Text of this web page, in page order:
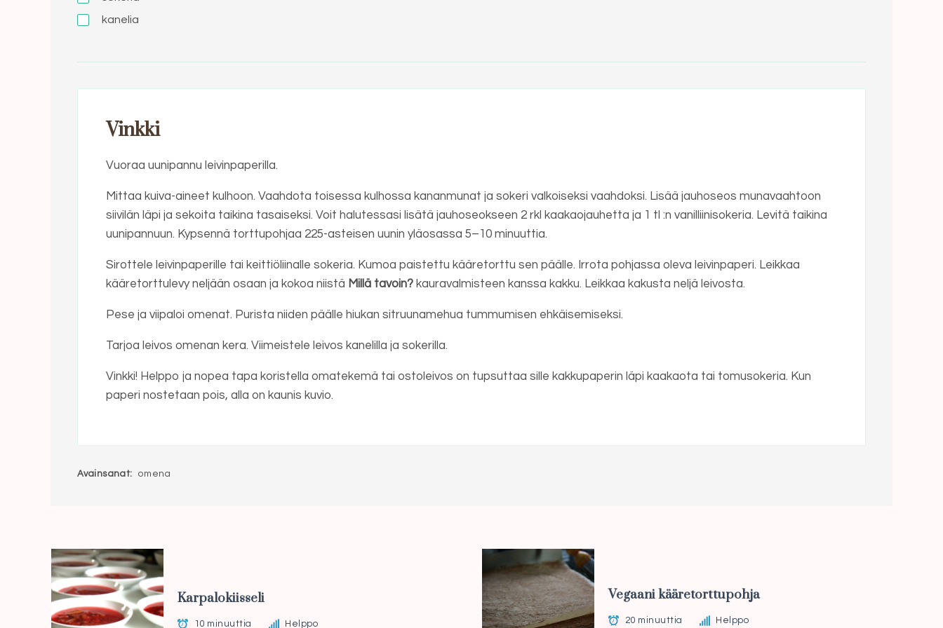
kanelia
Vinkki
Vuoraa uunipannu leivinpaperilla.
Mittaa kuiva-aineet kulhoon. Vaahdota toisessa kulhossa kananmunat ja sokeri valkoiseksi vaahdoksi. Lisää jauhoseos munavaahtoon
siivilän läpi ja sekoita taikina tasaiseksi. Voit halutessasi lisätä jauhoseokseen 2 rkl kaakaojauhetta ja 1 tl :n vanilliinisokeria. Levitä taikina
uunipannuun. Kypsennä torttupohjaa 225-asteisen uunin yläosassa 5–10 minuuttia.
Sirottele leivinpaperille tai keittiöliinalle sokeria. Kumoa paistettu kääretorttu sen päälle. Irrota pohjassa oleva leivinpaperi. Leikkaa
kääretorttulevy neljään osaan ja kokoa niistä Millä tavoin? kauravalmisteen kanssa kakku. Leikkaa kakusta neljä leivosta.
Pese ja viipaloi omenat. Purista niiden päälle hiukan sitruunamehua tummumisen ehkäisemiseksi.
Tarjoa leivos omenan kera. Viimeistele leivos kanelilla ja sokerilla.
Vinkki! Helppo ja nopea tapa koristella omatekemä tai ostoleivos on tupsuttaa sille kakkupaperin läpi kaakaota tai tomusokeria. Kun
paperi nostetaan pois, alla on kaunis kuvio.
Avainsanat: omena
Karpalokiisseli
10 minuuttia Helppo
Vegaani kääretorttupohja
20 minuuttia Helppo